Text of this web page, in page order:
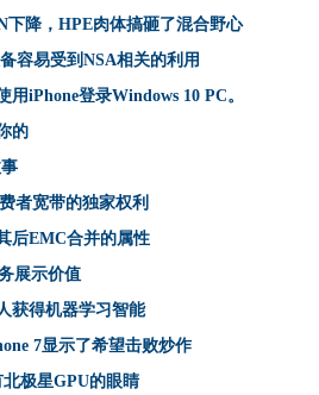
降，HPE肉体搞砸了混合野心
容易受到NSA相关的利用
iPhone登录Windows 10 PC。
的
者宽带的独家权利
后EMC合并的属性
展示价值
获得机器学习智能
7显示了希望击败炒作
北极星GPU的眼睛